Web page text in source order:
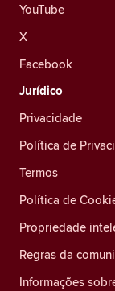
YouTube
X
Facebook
Jurídico
Privacidade
Política de
Termos
Política de
Propriedade
Regras da
Informações